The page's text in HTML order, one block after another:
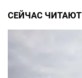
СЕЙЧАС ЧИТАЮТ